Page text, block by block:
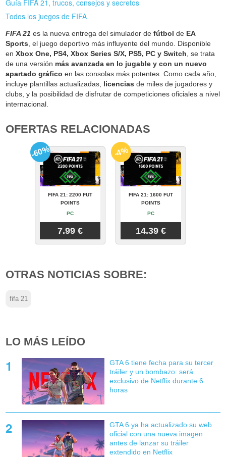
Guía FIFA 21, trucos, consejos y secretos
Todos los juegos de FIFA
FIFA 21 es la nueva entrega del simulador defútbol de EA
Sports , el juego deportivo más influyente del mundo. Disponible
en Xbox One, PS4, Xbox Series S/X, PS5, PC y Switch , se trata
de una versión más avanzada en lo jugable y con un nuevo
apartado gráfico en las consolas más potentes. Como cada año,
incluye plantillas actualizadas, licencias de miles de jugadores y
clubs, y la posibilidad de disfrutar de competiciones oficiales a nivel
internacional.
OFERTAS RELACIONADAS
FIFA 21: 2200 FUT
POINTS
PC
7.99 €
-60%
FIFA 21: 1600 FUT
POINTS
PC
14.39 €
-4%
OTRAS NOTICIAS SOBRE:
fifa 21
LO MÁS LEÍDO
GTA 6 tiene fecha para su tercer
tráiler y un bombazo: será
exclusivo de Netflix durante 6
horas
GTA 6 ya ha actualizado su web
oficial con una nueva imagen
antes de lanzar su tráiler
extendido en Netflix